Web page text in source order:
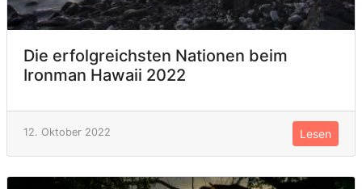
Die erfolgreichsten Nationen beim
Ironman Hawaii 2022
12. Oktober 2022 Lesen